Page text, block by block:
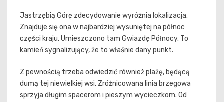
Jastrzębią Górę zdecydowanie wyróżnia lokalizacja.
Znajduje się ona w najbardziej wysuniętej na północ
części kraju. Umieszczono tam Gwiazdę Północy. To
kamień sygnalizujący, że to właśnie dany punkt.
Z pewnością trzeba odwiedzić również plażę, będącą
dumą tej niewielkiej wsi. Zróżnicowana linia brzegowa
sprzyja długim spacerom i pieszym wycieczkom. Od